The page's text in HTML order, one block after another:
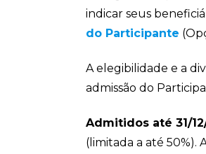
indicar seus
do Participante
A elegibilidade e a
admissão do
Admitidos até 31/
(limitada a até 50%).